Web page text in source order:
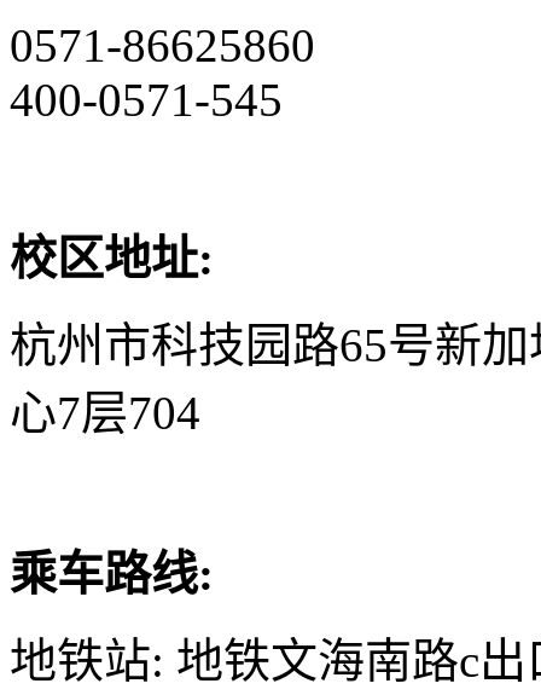
0571-86625860
400-0571-545
校区地址:
杭州市科技园路65号新
心7层704
乘车路线:
地铁站: 地铁文海南路c出